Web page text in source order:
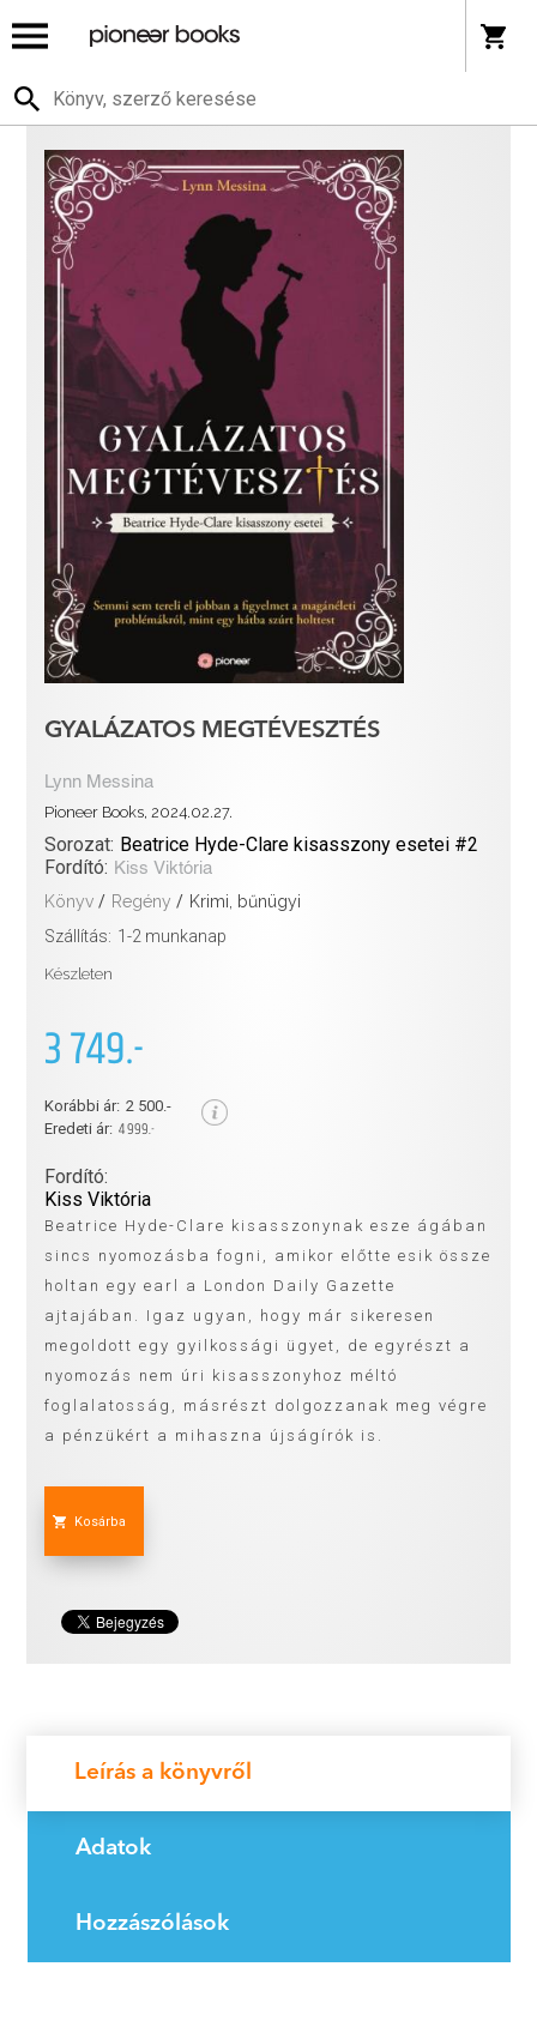
GYALÁZATOS MEGTÉVESZTÉS
Lynn Messina
Pioneer Books, 2024.02.27.
Sorozat: Beatrice Hyde-Clare kisasszony esetei #2
Fordító: Kiss Viktória
Könyv / Regény / Krimi, bűnügyi
Szállítás: 1-2 munkanap
Készleten
3 749.-
Korábbi ár: 2 500.-
Eredeti ár: 4 999.-
Fordító:
Kiss Viktória
Beatrice Hyde-Clare kisasszonynak esze ágában
sincs nyomozásba fogni, amikor előtte esik össze
holtan egy earl a London Daily Gazette
ajtajában. Igaz ugyan, hogy már sikeresen
megoldott egy gyilkossági ügyet, de egyrészt a
nyomozás nem úri kisasszonyhoz méltó
foglalatosság, másrészt dolgozzanak meg végre
a pénzükért a mihaszna újságírók is.
Kosárba
Leírás a könyvről
Adatok
Hozzászólások